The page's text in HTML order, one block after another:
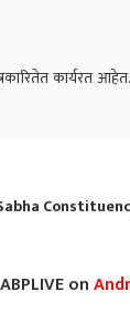
कार्यरत
on